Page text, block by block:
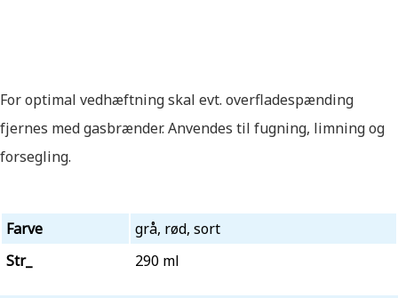
For optimal vedhæftning skal evt. overfladespænding
fjernes med gasbrænder. Anvendes til fugning, limning og
forsegling.
Farve
grå, rød, sort
Str_
290 ml